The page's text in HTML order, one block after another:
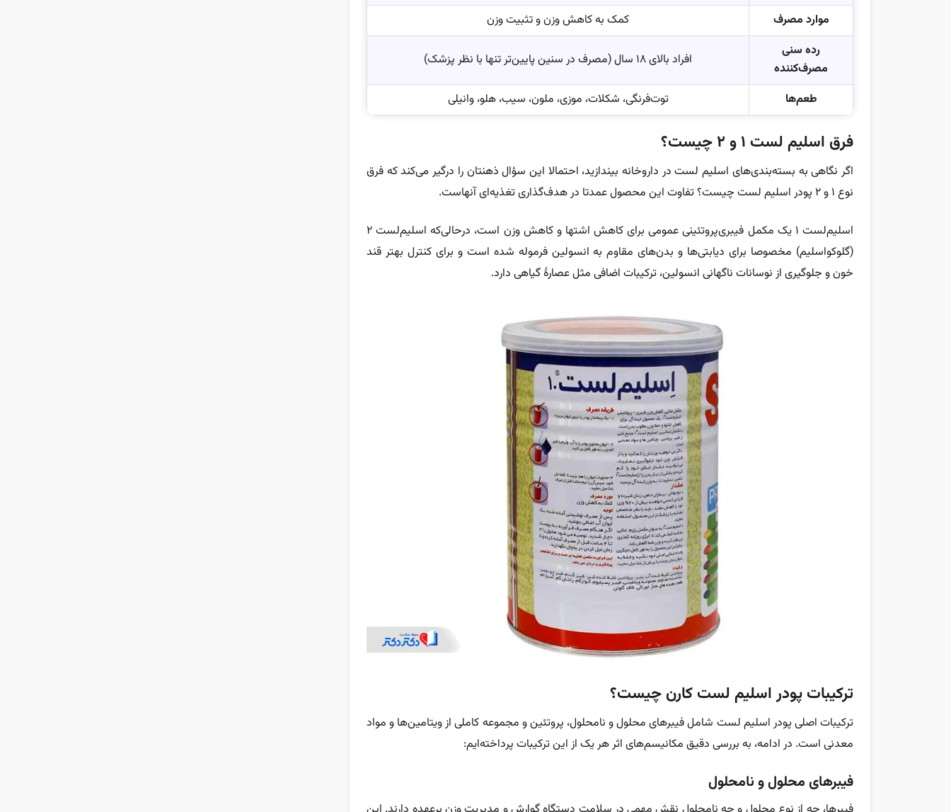
موارد مصرف
کمک به کاهش وزن و تثبیت وزن
رده سنی
مصرف‌کننده
افراد بالای 18 سال (مصرف در سنین پایین‌تر تنها با نظر پزشک)
طعم‌ها توت‌فرنگی، شکلات، موزی، ملون، سیب، هلو، وانیلی
فرق اسلیم لست 1 و 2 چیست؟
اگر نگاهی به بسته‌بندی‌های اسلیم لست در داروخانه بیندازید، احتمالا این سؤال ذهنتان را درگیر می‌کند که فرق
نوع ۱ و ۲ پودر اسلیم لست چیست؟ تفاوت این محصول عمدتا در هدف‌گذاری تغذیه‌ای آنهاست.
اسلیم‌لست ۱ یک مکمل فیبری‌پروتئینی عمومی برای کاهش اشتها و کاهش وزن است، در‌حالی‌که اسلیم‌لست ۲
(گلوکواسلیم) مخصوصا برای دیابتی‌ها و بدن‌های مقاوم به انسولین فرموله شده است و برای کنترل بهتر قند
خون و جلوگیری از نوسانات ناگهانی انسولین، ترکیبات اضافی مثل عصارۀ گیاهی دارد.
ترکیبات پودر اسلیم لست کارن چیست؟
ترکیبات اصلی پودر اسلیم لست شامل فیبرهای محلول و نامحلول، پروتئین‌ و مجموعه کاملی از ویتامین‌ها و مواد
معدنی است. در ادامه، به بررسی دقیق‌ مکانیسم‌های اثر هر یک از این ترکیبات پرداخته‌ایم:
فیبرهای محلول و نامحلول